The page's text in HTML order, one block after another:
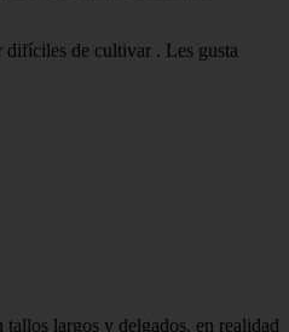
difíciles de cultivar . Les gusta
largos y delgados, en realidad